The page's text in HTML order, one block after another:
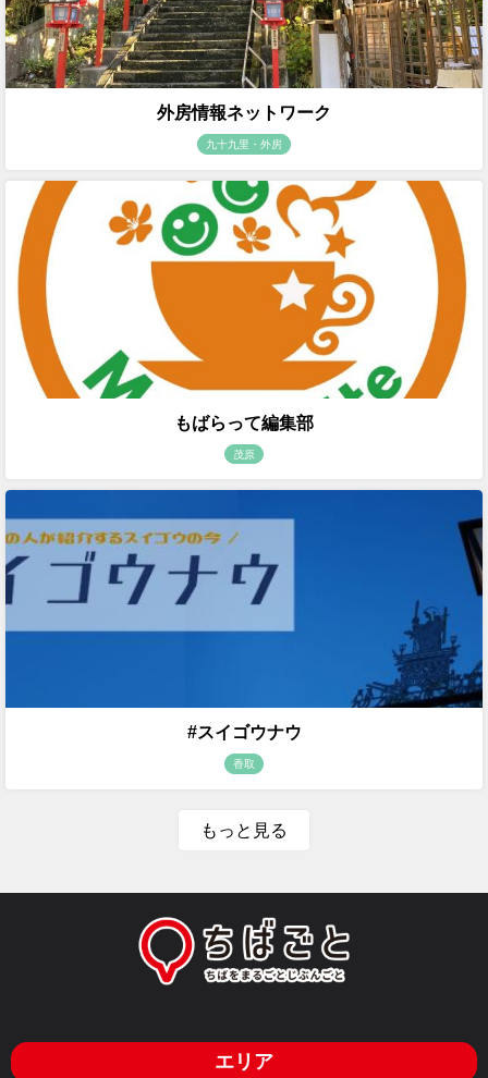
外房情報ネットワーク
九十九里・外房
もばらって編集部
茂原
#スイゴウナウ
香取
もっと見る
エリア